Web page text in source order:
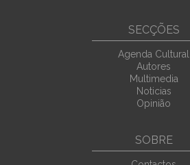
SECÇÕES
Agenda Cultural
Autores
Multimedia
Noticias
Opinião
SOBRE